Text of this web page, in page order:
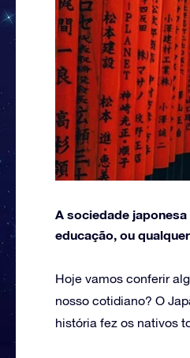
A sociedade
educação, ou
Hoje vamos conferir
nosso cotidiano? O
história fez os nativos